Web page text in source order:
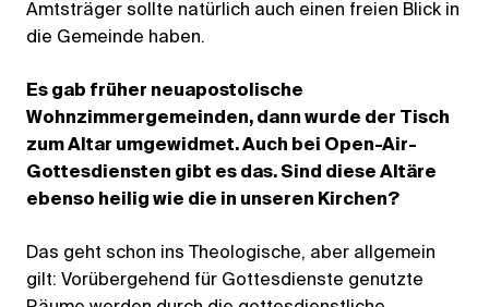
Amtsträger sollte natürlich auch einen freien Blick in
die Gemeinde haben.
Es gab früher neuapostolische
Wohnzimmergemeinden, dann wurde der Tisch
zum Altar umgewidmet. Auch bei Open-Air-
Gottesdiensten gibt es das. Sind diese Altäre
ebenso heilig wie die in unseren Kirchen?
Das geht schon ins Theologische, aber allgemein
gilt: Vorübergehend für Gottesdienste genutzte